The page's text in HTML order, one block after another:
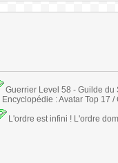
Guerrier Level 58 - Guilde
Encyclopédie : Avatar Top 17 /
L'ordre est infini ! L'ordre